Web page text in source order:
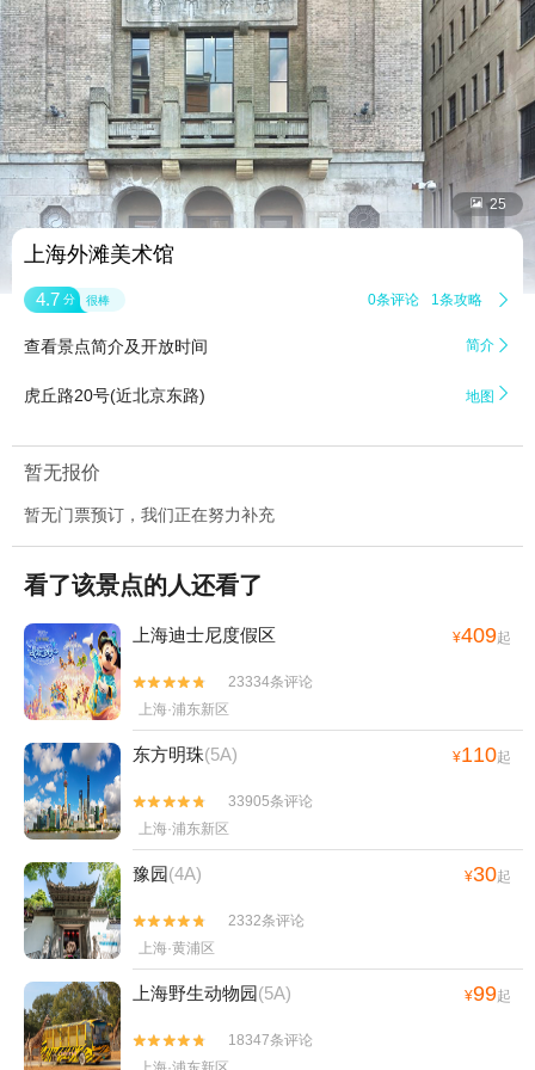
 25
上海外滩美术馆
4.7 分 很棒 0条评论 1条攻略 
查看景点简介及开放时间 简介 
虎丘路20号(近北京东路) 地图 
暂无报价
暂无门票预订，我们正在努力补充
看了该景点的人还看了
上海迪士尼度假区 ¥409起


23334条评论
上海·浦东新区
东方明珠(5A) ¥110起


33905条评论
上海·浦东新区
豫园(4A) ¥30起


2332条评论
上海·黄浦区
上海野生动物园(5A) ¥99起


18347条评论
